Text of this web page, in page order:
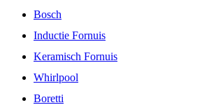
Bosch
Inductie Fornuis
Keramisch Fornuis
Whirlpool
Boretti